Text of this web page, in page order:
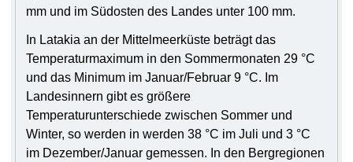
mm und im Südosten des Landes unter 100 mm.
In Latakia an der Mittelmeerküste beträgt das
Temperaturmaximum in den Sommermonaten 29 °C
und das Minimum im Januar/Februar 9 °C. Im
Landesinnern gibt es größere
Temperaturunterschiede zwischen Sommer und
Winter, so werden in werden 38 °C im Juli und 3 °C
im Dezember/Januar gemessen. In den Bergregionen